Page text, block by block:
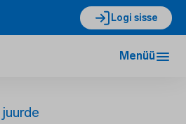
Logi sisse
Menüü